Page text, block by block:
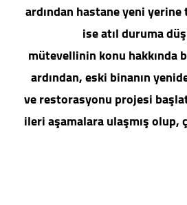
ardından hastane yeni
ise atıl duruma
mütevellinin konu
ardından, eski binanın
ve restorasyonu projesi
ileri aşamalara ulaşmış olup,